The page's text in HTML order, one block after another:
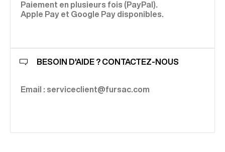
Paiement en plusieurs fois (PayPal).
Apple Pay et Google Pay disponibles.
BESOIN D'AIDE ? CONTACTEZ-NOUS
Email : serviceclient@fursac.com